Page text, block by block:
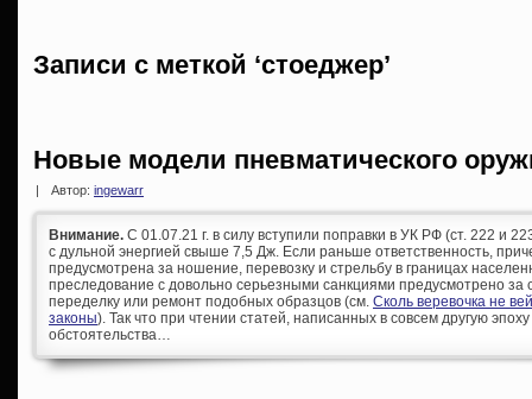
Записи с меткой ‘стоеджер’
Новые модели пневматического
Автор: ingewarr
Внимание. С 01.07.21 г. в силу вступили поправки в УК РФ (ст. 222 и
с дульной энергией свыше 7,5 Дж. Если раньше ответственность,
предусмотрена за ношение, перевозку и стрельбу в границах
преследование с довольно серьезными санкциями предусмотрено за
переделку или ремонт подобных образцов (см. Сколь веревочка не
законы). Так что при чтении статей, написанных в совсем другую
обстоятельства…